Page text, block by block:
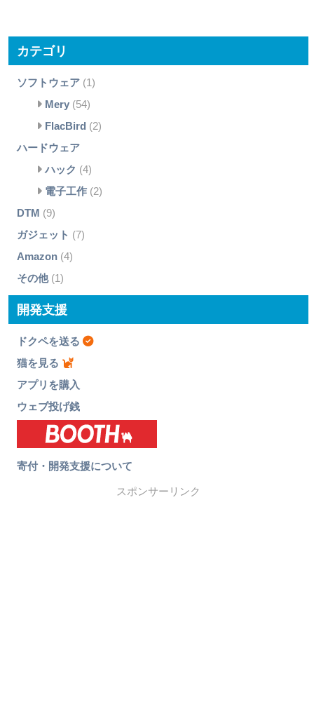
カテゴリ
ソフトウェア(1)
Mery(54)
FlacBird (2)
ハードウェア
ハック (4)
電子工作(2)
DTM (9)
ガジェット (7)
Amazon(4)
その他(1)
開発支援
ドクペを送る
猫を見る
アプリを購入
ウェブ投げ銭
寄付・開発支援について
スポンサーリンク